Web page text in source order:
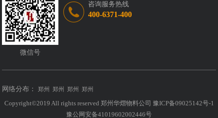
微信号
咨询服务热线
400-6371-400
网络分布：郑州 郑州 郑州 郑州
Copyright©2019 All rights reserved 郑州华熠物料公司 豫ICP备09025142号-1
豫公网安备41019602002446号